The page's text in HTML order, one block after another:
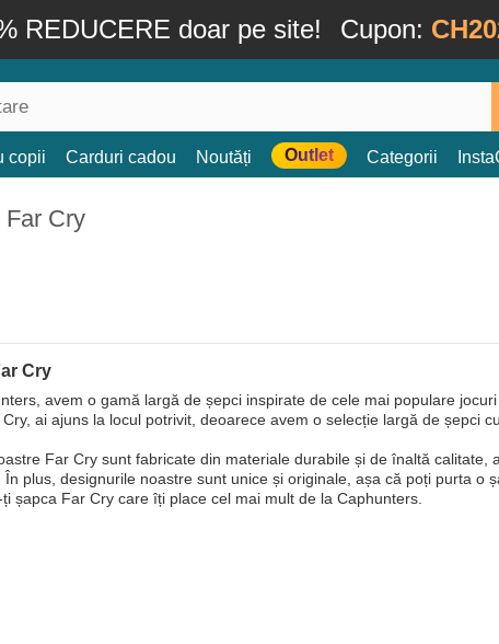
REDUCERE doar pe site! Cupon:
copii Carduri cadou Noutăți Outlet Categorii
Far Cry
Cry
avem o gamă largă de șepci inspirate de cele mai populare
ai ajuns la locul potrivit, deoarece avem o selecție largă de șepci
Far Cry sunt fabricate din materiale durabile și de înaltă calitate,
În plus, designurile noastre sunt unice și originale, așa că poți purta o
șapca Far Cry care îți place cel mai mult de la Caphunters.